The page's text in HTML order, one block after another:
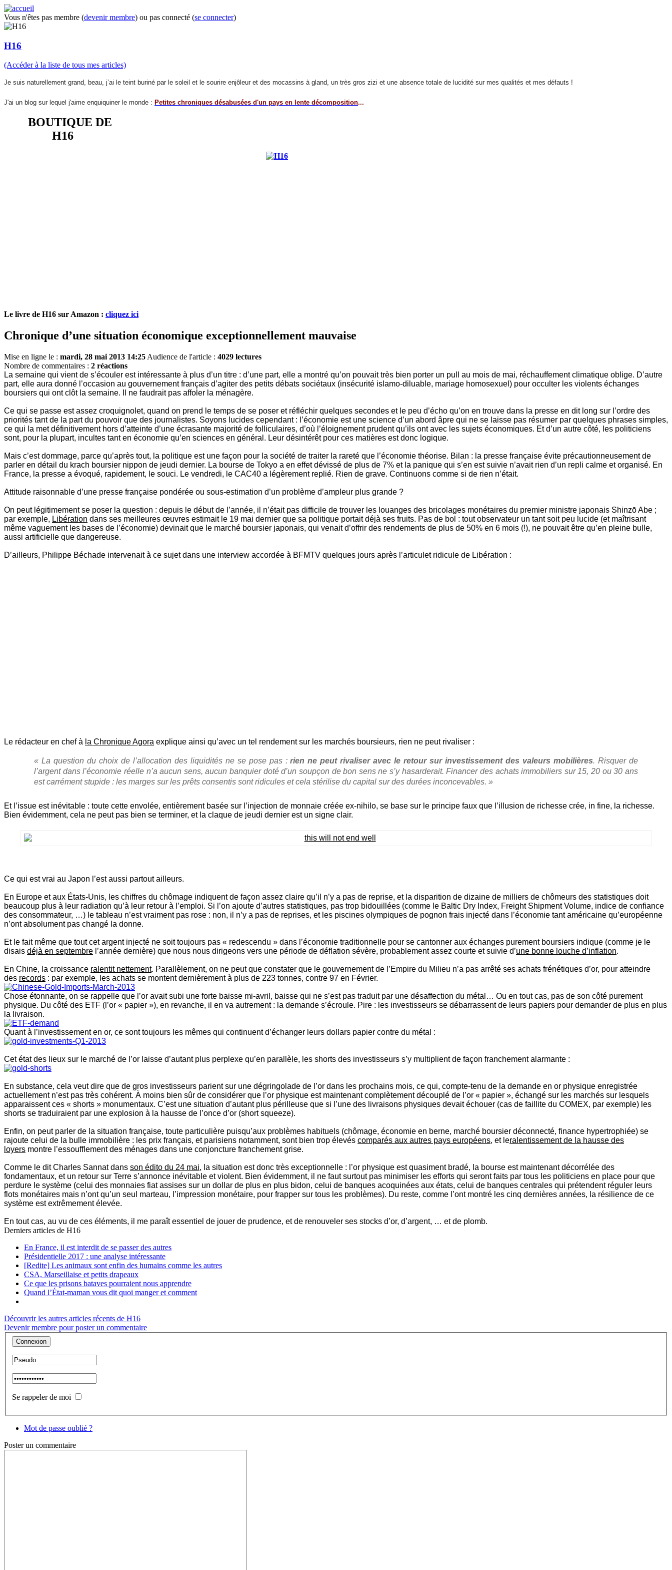
Vous n'êtes pas membre (devenir membre) ou pas connecté (se connecter)
H16
(Accéder à la liste de tous mes articles)
Je suis naturellement grand, beau, j’ai le teint buriné par le soleil et le sourire enjôleur et des mocassins à gland, un très gros zizi et une absence totale de lucidité sur mes qualités et mes défauts !
J'ai un blog sur lequel j'aime enquiquiner le monde : Petites chroniques désabusées d'un pays en lente décomposition...
BOUTIQUE DE
H16
Le livre de H16 sur Amazon : cliquez ici
Chronique d’une situation économique exceptionnellement mauvaise
Mise en ligne le : mardi, 28 mai 2013 14:25 Audience de l'article : 4029 lectures
Nombre de commentaires : 2 réactions
La semaine qui vient de s’écouler est intéressante à plus d’un titre : d’une part, elle a montré qu’on pouvait très bien porter un pull au mois de mai, réchauffement climatique oblige. D’autre
part, elle aura donné l’occasion au gouvernement français d’agiter des petits débats sociétaux (insécurité islamo-diluable, mariage homosexuel) pour occulter les violents échanges
boursiers qui ont clôt la semaine. Il ne faudrait pas affoler la ménagère.
Ce qui se passe est assez croquignolet, quand on prend le temps de se poser et réfléchir quelques secondes et le peu d’écho qu’on en trouve dans la presse en dit long sur l’ordre des
priorités tant de la part du pouvoir que des journalistes. Soyons lucides cependant : l’économie est une science d’un abord âpre qui ne se laisse pas résumer par quelques phrases simples,
ce qui la met définitivement hors d’atteinte d’une écrasante majorité de folliculaires, d’où l’éloignement prudent qu’ils ont avec les sujets économiques. Et d’un autre côté, les politiciens
sont, pour la plupart, incultes tant en économie qu’en sciences en général. Leur désintérêt pour ces matières est donc logique.
Mais c’est dommage, parce qu’après tout, la politique est une façon pour la société de traiter la rareté que l’économie théorise. Bilan : la presse française évite précautionneusement de
parler en détail du krach boursier nippon de jeudi dernier. La bourse de Tokyo a en effet dévissé de plus de 7% et la panique qui s’en est suivie n’avait rien d’un repli calme et organisé. En
France, la presse a évoqué, rapidement, le souci. Le vendredi, le CAC40 a légèrement replié. Rien de grave. Continuons comme si de rien n’était.
Attitude raisonnable d’une presse française pondérée ou sous-estimation d’un problème d’ampleur plus grande ?
On peut légitimement se poser la question : depuis le début de l’année, il n’était pas difficile de trouver les louanges des bricolages monétaires du premier ministre japonais Shinzō Abe ;
par exemple, Libération dans ses meilleures œuvres estimait le 19 mai dernier que sa politique portait déjà ses fruits. Pas de bol : tout observateur un tant soit peu lucide (et maîtrisant
même vaguement les bases de l’économie) devinait que le marché boursier japonais, qui venait d’offrir des rendements de plus de 50% en 6 mois (!), ne pouvait être qu’en pleine bulle,
aussi artificielle que dangereuse.
D’ailleurs, Philippe Béchade intervenait à ce sujet dans une interview accordée à BFMTV quelques jours après l’articulet ridicule de Libération :
Le rédacteur en chef à la Chronique Agora explique ainsi qu’avec un tel rendement sur les marchés boursieurs, rien ne peut rivaliser :
« La question du choix de l’allocation des liquidités ne se pose pas :rien ne peut rivaliser avec le retour sur investissement des valeurs mobilières. Risquer de
l’argent dans l’économie réelle n’a aucun sens, aucun banquier doté d’un soupçon de bon sens ne s’y hasarderait. Financer des achats immobiliers sur 15, 20 ou 30 ans
est carrément stupide : les marges sur les prêts consentis sont ridicules et cela stérilise du capital sur des durées inconcevables. »
Et l’issue est inévitable : toute cette envolée, entièrement basée sur l’injection de monnaie créée ex-nihilo, se base sur le principe faux que l’illusion de richesse crée, in fine, la richesse.
Bien évidemment, cela ne peut pas bien se terminer, et la claque de jeudi dernier est un signe clair.
Ce qui est vrai au Japon l’est aussi partout ailleurs.
En Europe et aux États-Unis, les chiffres du chômage indiquent de façon assez claire qu’il n’y a pas de reprise, et la disparition de dizaine de milliers de chômeurs des statistiques doit
beaucoup plus à leur radiation qu’à leur retour à l’emploi. Si l’on ajoute d’autres statistiques, pas trop bidouillées (comme le Baltic Dry Index, Freight Shipment Volume, indice de confiance
des consommateur, …) le tableau n’est vraiment pas rose : non, il n’y a pas de reprises, et les piscines olympiques de pognon frais injecté dans l’économie tant américaine qu’européenne
n’ont absolument pas changé la donne.
Et le fait même que tout cet argent injecté ne soit toujours pas « redescendu » dans l’économie traditionnelle pour se cantonner aux échanges purement boursiers indique (comme je le
disais déjà en septembre l’année dernière) que nous nous dirigeons vers une période de déflation sévère, probablement assez courte et suivie d’une bonne louche d’inflation.
En Chine, la croissance ralentit nettement. Parallèlement, on ne peut que constater que le gouvernement de l’Empire du Milieu n’a pas arrêté ses achats frénétiques d’or, pour atteindre
des records : par exemple, les achats se montent dernièrement à plus de 223 tonnes, contre 97 en Février.
Chose étonnante, on se rappelle que l’or avait subi une forte baisse mi-avril, baisse qui ne s’est pas traduit par une désaffection du métal… Ou en tout cas, pas de son côté purement
physique. Du côté des ETF (l’or « papier »), en revanche, il en va autrement : la demande s’écroule. Pire : les investisseurs se débarrassent de leurs papiers pour demander de plus en plus
la livraison.
Quant à l’investissement en or, ce sont toujours les mêmes qui continuent d’échanger leurs dollars papier contre du métal :
Cet état des lieux sur le marché de l’or laisse d’autant plus perplexe qu’en parallèle, les shorts des investisseurs s’y multiplient de façon franchement alarmante :
En substance, cela veut dire que de gros investisseurs parient sur une dégringolade de l’or dans les prochains mois, ce qui, compte-tenu de la demande en or physique enregistrée
actuellement n’est pas très cohérent. À moins bien sûr de considérer que l’or physique est maintenant complètement découplé de l’or « papier », échangé sur les marchés sur lesquels
apparaissent ces « shorts » monumentaux. C’est une situation d’autant plus périlleuse que si l’une des livraisons physiques devait échouer (cas de faillite du COMEX, par exemple) les
shorts se traduiraient par une explosion à la hausse de l’once d’or (short squeeze).
Enfin, on peut parler de la situation française, toute particulière puisqu’aux problèmes habituels (chômage, économie en berne, marché boursier déconnecté, finance hypertrophiée) se
rajoute celui de la bulle immobilière : les prix français, et parisiens notamment, sont bien trop élevés comparés aux autres pays européens, et leralentissement de la hausse des
loyers montre l’essoufflement des ménages dans une conjoncture franchement grise.
Comme le dit Charles Sannat dans son édito du 24 mai, la situation est donc très exceptionnelle : l’or physique est quasiment bradé, la bourse est maintenant décorrélée des
fondamentaux, et un retour sur Terre s’annonce inévitable et violent. Bien évidemment, il ne faut surtout pas minimiser les efforts qui seront faits par tous les politiciens en place pour que
perdure le système (celui des monnaies fiat assises sur un dollar de plus en plus bidon, celui de banques acoquinées aux états, celui de banques centrales qui prétendent réguler leurs
flots monétaires mais n’ont qu’un seul marteau, l’impression monétaire, pour frapper sur tous les problèmes). Du reste, comme l’ont montré les cinq dernières années, la résilience de ce
système est extrêmement élevée.
En tout cas, au vu de ces éléments, il me paraît essentiel de jouer de prudence, et de renouveler ses stocks d’or, d’argent, … et de plomb.
Derniers articles de H16
En France, il est interdit de se passer des autres
Présidentielle 2017 : une analyse intéressante
[Redite] Les animaux sont enfin des humains comme les autres
CSA, Marseillaise et petits drapeaux
Ce que les prisons bataves pourraient nous apprendre
Quand l’État-maman vous dit quoi manger et comment
Découvrir les autres articles récents de H16
Devenir membre pour poster un commentaire
Se rappeler de moi
Mot de passe oublié ?
Posterun commentaire